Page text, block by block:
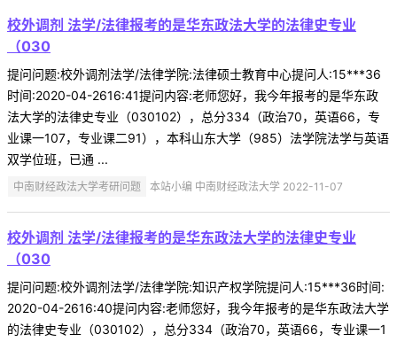
校外调剂 法学/法律报考的是华东政法大学的法律史专业
（030
提问问题:校外调剂法学/法律学院:法律硕士教育中心提问人:15***36
时间:2020-04-2616:41提问内容:老师您好，我今年报考的是华东政
法大学的法律史专业（030102），总分334（政治70，英语66，专
业课一107，专业课二91），本科山东大学（985）法学院法学与英语
双学位班，已通 ...
中南财经政法大学考研问题 本站小编 中南财经政法大学 2022-11-07
校外调剂 法学/法律报考的是华东政法大学的法律史专业
（030
提问问题:校外调剂法学/法律学院:知识产权学院提问人:15***36时间:
2020-04-2616:40提问内容:老师您好，我今年报考的是华东政法大学
的法律史专业（030102），总分334（政治70，英语66，专业课一1